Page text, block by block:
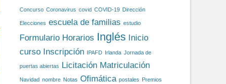
Concurso Coronavirus covid COVID-19 Dirección
Elecciones escuela de familias estudio
Formulario Horarios Inglés Inicio
curso Inscripción IPAFD Irlanda Jornada de
puertas abiertas Licitación Matriculación
Navidad nombre Notas Ofimática postales Premios